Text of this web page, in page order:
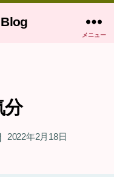
メニュー
分
2022年2月18日